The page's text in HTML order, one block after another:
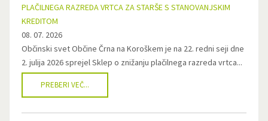
PLAČILNEGA RAZREDA VRTCA ZA STARŠE S STANOVANJSKIM
KREDITOM
08. 07. 2026
Občinski svet Občine Črna na Koroškem je na 22. redni seji dne
2. julija 2026 sprejel Sklep o znižanju plačilnega razreda vrtca...
PREBERI VEČ...